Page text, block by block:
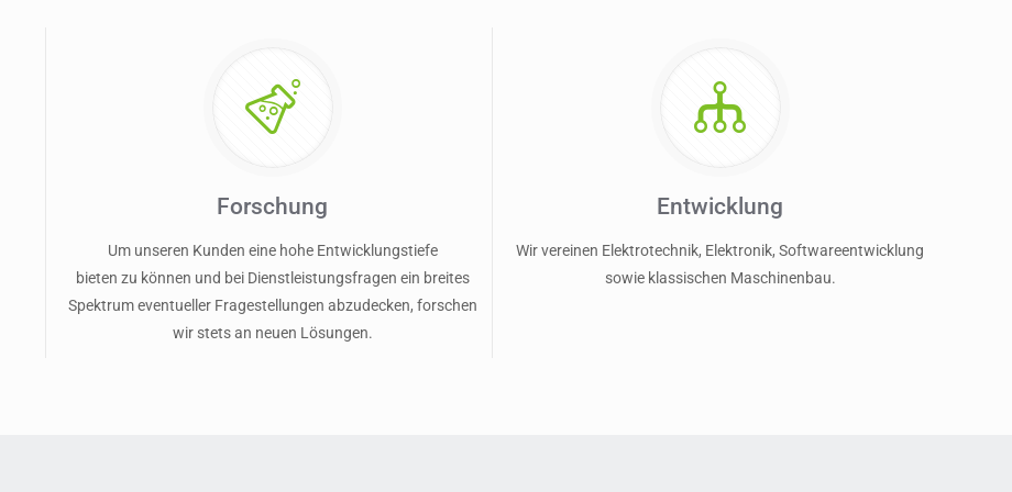
Forschung
Um unseren Kunden eine hohe Entwicklungstiefe
bieten zu können und bei Dienstleistungsfragen ein breites
Spektrum eventueller Fragestellungen abzudecken, forschen
wir stets an neuen Lösungen.
Entwicklung
Wir vereinen Elektrotechnik, Elektronik, Softwareentwicklung
sowie klassischen Maschinenbau.